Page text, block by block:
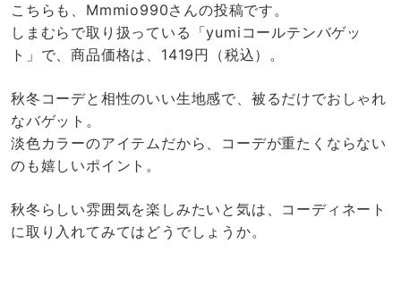
こちらも、Mmmio990さんの投稿です。
しまむらで取り扱っている「yumiコールテンバゲッ
ト」で、商品価格は、1419円（税込）。
秋冬コーデと相性のいい生地感で、被るだけでおしゃれ
なバゲット。
淡色カラーのアイテムだから、コーデが重たくならない
のも嬉しいポイント。
秋冬らしい雰囲気を楽しみたいと気は、コーディネート
に取り入れてみてはどうでしょうか。